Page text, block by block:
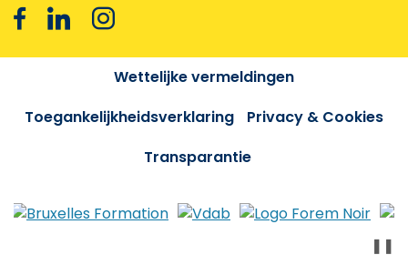
Wettelijke vermeldingen
Toegankelijkheidsverklaring
Privacy & Cookies
Transparantie
❚❚